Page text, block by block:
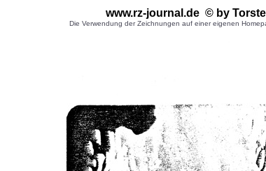
www.rz-journal.de © by
Die Verwendung der Zeichnungen auf einer eigenen